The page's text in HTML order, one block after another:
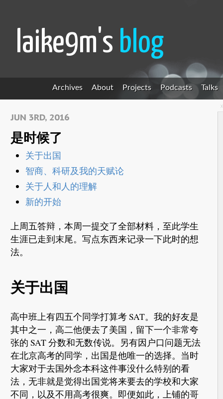
laike9m's blog
Archives About Projects Podcasts Talks
JUN 3RD, 2016
是时候了
关于出国
智商、科研及我的天赋论
关于人和人的理解
新的开始
上周五答辩，本周一提交了全部材料，至此学生
生涯已走到末尾。写点东西来记录一下此时的想
法。
关于出国
高中班上有四五个同学打算考 SAT。我的好友是
其中之一，高二他便去了美国，留下一个非常夸
张的 SAT 分数和无数传说。另有因户口问题无法
在北京高考的同学，出国是他唯一的选择。当时
大家对于去国外念本科这件事没什么特别的看
法，无非就是觉得出国党将来要去的学校和大家
不同，以及不用高考很爽。即便如此，上铺的哥